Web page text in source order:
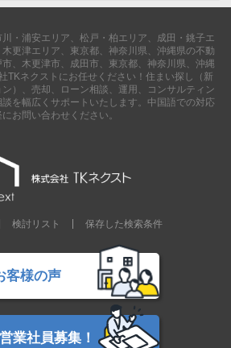
・浦安エリア、松戸・柏エリア、成田・銚子エ
更津エリア、東京都、神奈川県、沖縄県の不動
、木更津市、成田市、東京都、神奈川県、沖縄
TKネクストにお任せください！住まい探し（新
）、売却、ローン相談、運用、コンサルティン
を幅広くサポートいたします。中国語での対応
お問い合わせください。
検討リスト 保存した検索条件
客様の声
業社員募集！
成田支店 木更津支店
会社案内
サイトマップ